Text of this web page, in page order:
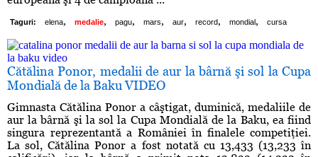
Taguri: elena, medalie, pagu, mars, aur, record, mondial , cursa
Cătălina Ponor, medalii de aur la bârnă şi sol la Cupa
Mondială de la Baku VIDEO
Gimnasta Cătălina Ponor a câştigat, duminică, medaliile de
aur la bârnă şi la sol la Cupa Mondială de la Baku, ea fiind
singura reprezentantă a României în finalele competiţiei.
La sol, Cătălina Ponor a fost notată cu 13,433 (13,233 în